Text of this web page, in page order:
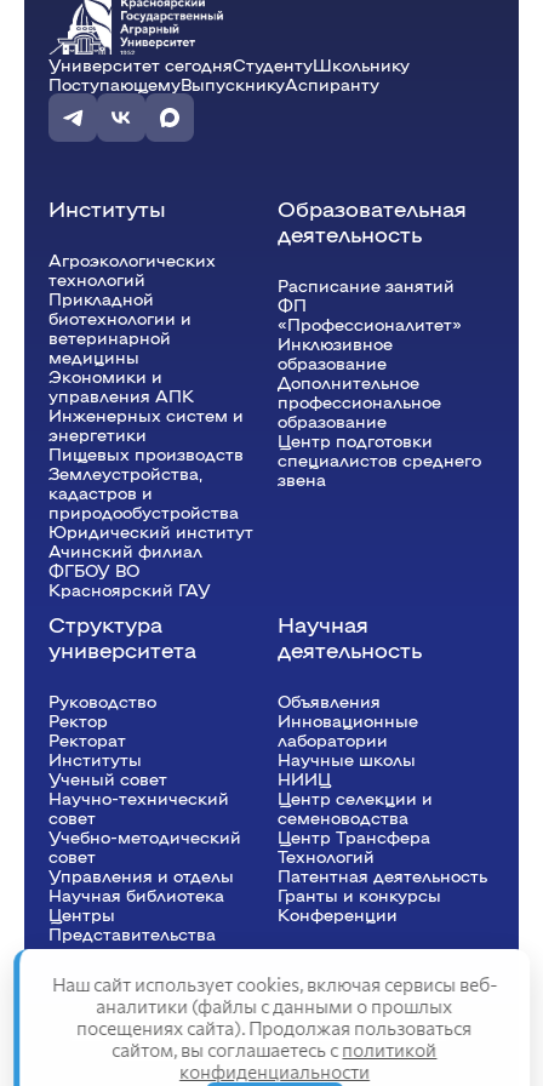
10:15 - 11:45
Основы военной подготовки
12:15 - 13:45
Основы военной подготовки(Пр.)
ауд. Ч1-06
Ковальчук А.Н.Э-36-23v
Университет сегодняСтудентуШкольнику
ПоступающемуВыпускникуАспиранту
Институты
Агроэкологических
технологий
Прикладной
биотехнологии и
ветеринарной
медицины
Экономики и
управления АПК
Инженерных систем и
энергетики
Пищевых производств
Землеустройства,
кадастров и
природообустройства
Юридический институт
Ачинский филиал
ФГБОУ ВО
Красноярский ГАУ
Образовательная
деятельность
Расписание занятий
ФП
«Профессионалитет»
Инклюзивное
образование
Дополнительное
профессиональное
образование
Центр подготовки
специалистов среднего
звена
Структура
университета
Руководство
Ректор
Рeкторат
Институты
Ученый совет
Научно-технический
совет
Учебно-методический
совет
Управления и отделы
Научная библиотека
Центры
Представительства
Научная
деятельность
Объявления
Инновационные
лаборатории
Научные школы
НИИЦ
Центр селекции и
семеноводства
Центр Трансфера
Технологий
Патентная деятельность
Гранты и конкурсы
Конференции
Сведения об образовательной организации
Политика конфиденциальности
Структура сайта
Наш сайт использует cookies, включая сервисы веб-
аналитики (файлы с данными о прошлых
посещениях сайта). Продолжая пользоваться
сайтом, вы соглашаетесь с политикой
конфиденциальности